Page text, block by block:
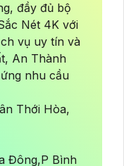
đầy đủ bộ
Nét 4K với
vụ uy tín và
An Thành
nhu cầu
Thới Hòa,
Đông,P Bình